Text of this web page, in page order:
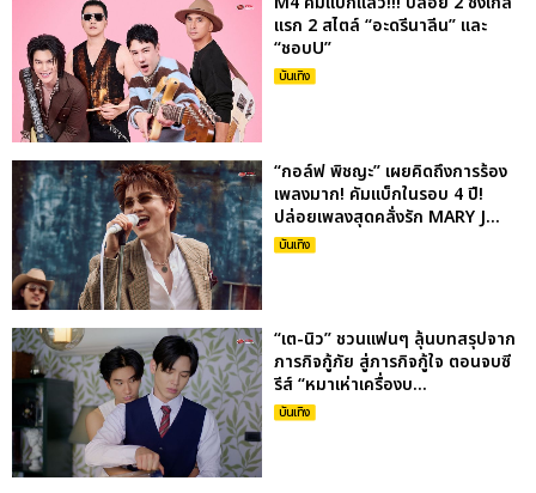
แรก 2 สไตล์ “อะดรีนาลีน” และ
“ชอบU”
บันเทิง
“กอล์ฟ พิชญะ” เผยคิดถึงการร้อง
เพลงมาก! คัมแบ็กในรอบ 4 ปี!
ปล่อยเพลงสุดคลั่งรัก MARY J...
บันเทิง
“เต-นิว” ชวนแฟนๆ ลุ้นบทสรุปจาก
ภารกิจกู้ภัย สู่ภารกิจกู้ใจ ตอนจบซี
รีส์ “หมาเห่าเครื่องบ...
บันเทิง